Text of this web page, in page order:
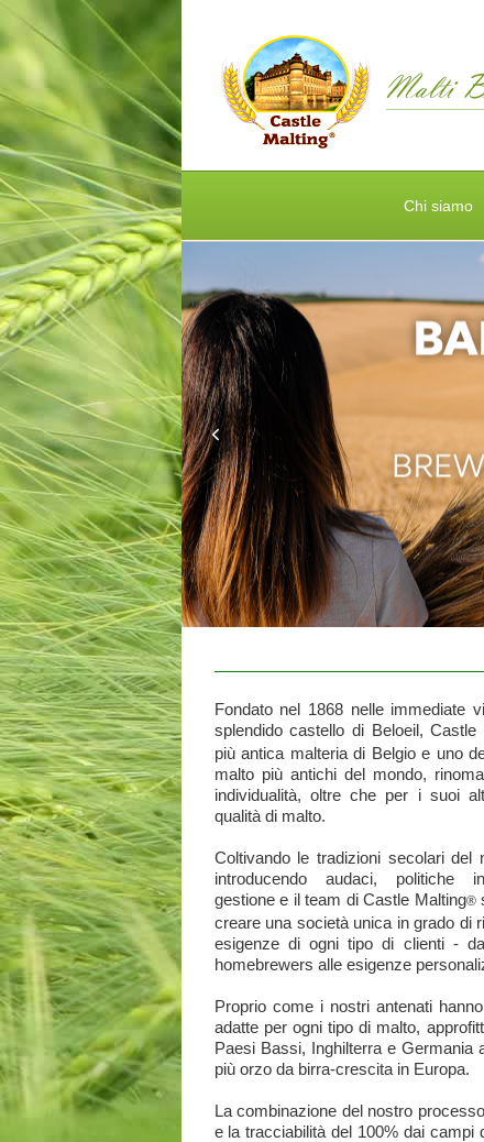
Chi siamo
Fondato nel 1868 nelle immediate
splendido castello di Beloeil, Castle
più antica malteria di Belgio e uno
malto più antichi del mondo,
individualità, oltre che per i suoi
qualità di malto.
Coltivando le tradizioni secolari del
introducendo audaci, politiche
gestione e il team di Castle Malting®
creare una società unica in grado di
esigenze di ogni tipo di clienti -
homebrewers alle esigenze
Proprio come i nostri antenati
adatte per ogni tipo di malto,
Paesi Bassi, Inghilterra e Germania
più orzo da birra-crescita in Europa.
La combinazione del nostro
e la tracciabilità del 100% dai campi